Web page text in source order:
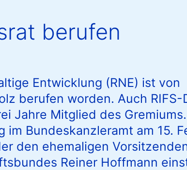
berufen
Entwicklung (RNE) ist von
berufen worden. Auch
Jahre Mitglied des
im Bundeskanzleramt am 15.
den ehemaligen
Reiner Hoffmann